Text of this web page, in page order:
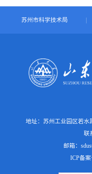
苏州市科学技术局 |
地址：苏州工业园区若水
联
邮箱：
ICP备案